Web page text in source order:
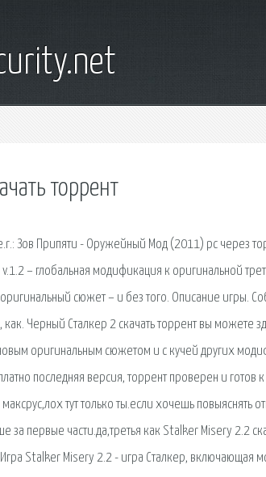
торрент
Зов Припяти - Оружейный Мод (2011) pc через
v.1.2 – глобальная модификация к оригинальной
сюжет – и без того. Описание игры.
как. Черный Сталкер 2 скачать торрент вы можете
оригинальным сюжетом и с кучей других
последняя версия, торрент проверен и готов
тут только ты.если хочешь повыяснять
первые части.да,третья как Stalker Misery 2.2
Stalker Misery 2.2 - игра Сталкер, включающая